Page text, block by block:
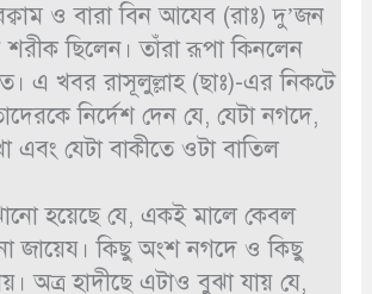
ও বারা বিন আযেব (রাঃ) দু’জন
শরীক ছিলেন। তাঁরা রূপা কিনলেন
এ খবর রাসূলুল্লাহ (ছাঃ)-এর নিকটে
নির্দেশ দেন যে, যেটা নগদে,
এবং যেটা বাকীতে ওটা বাতিল
হয়েছে যে, একই মালে কেবল
জায়েয। কিছু অংশ নগদে ও কিছু
অত্র হাদীছে এটাও বুঝা যায় যে,